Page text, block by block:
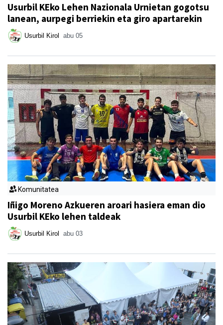
Usurbil KEko Lehen Nazionala Urnietan gogotsu
lanean, aurpegi berriekin eta giro apartarekin
Usurbil Kirol abu 05
Komunitatea
Iñigo Moreno Azkueren aroari hasiera eman dio
Usurbil KEko lehen taldeak
Usurbil Kirol abu 03